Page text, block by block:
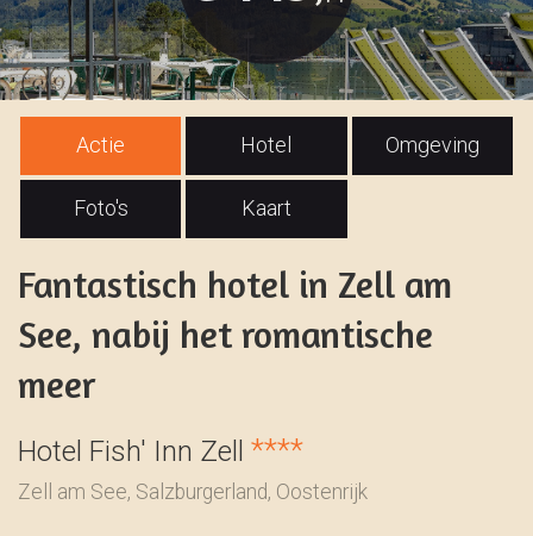
Actie Hotel Omgeving
Foto's Kaart
Fantastisch hotel in Zell am
See, nabij het romantische
meer
Hotel Fish' Inn Zell ****
Zell am See, Salzburgerland, Oostenrijk